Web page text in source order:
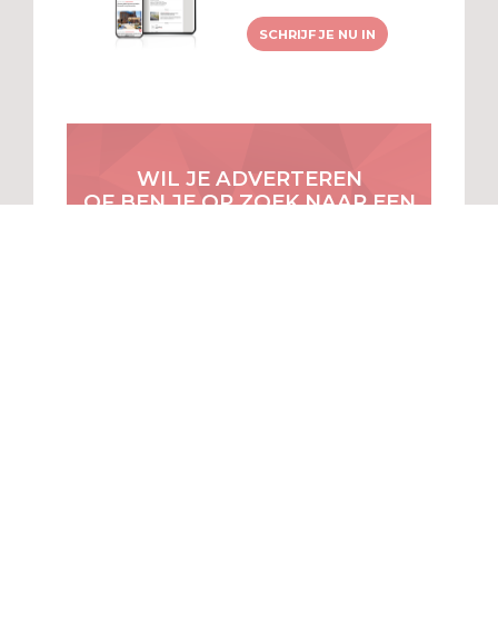
SCHRIJF JE NU IN
WIL JE ADVERTEREN
OF BEN JE OP ZOEK NAAR EEN